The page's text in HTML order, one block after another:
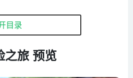
目录
之旅 预览